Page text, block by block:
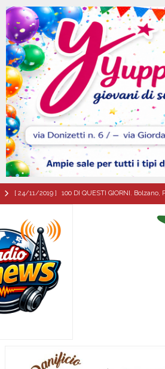
[ 24/11/2019 ] 100 DI QUESTI GIORNI.
[ 08/08/2026 ] *MONTEFORTE IRPINO, PIANO
MAGGIORANZA IRRESPONSABILI”*
[ 08/08/2026 ] San Gregorio Matese incorona
Matese
[ 08/08/2026 ]
[ 08/08/2026 ] U.S. Avellino. Claudio Manzi